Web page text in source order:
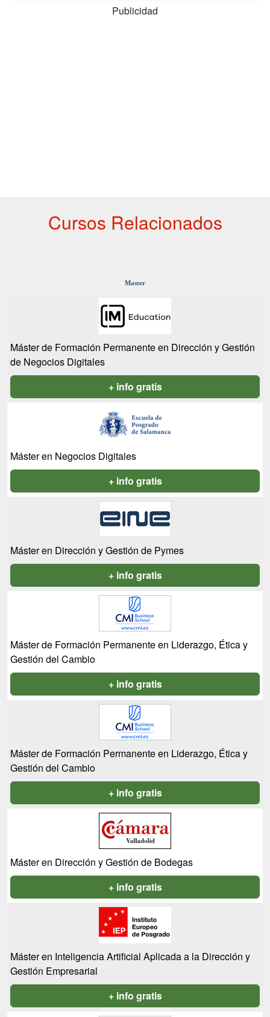
Publicidad
Cursos Relacionados
Master
Máster de Formación Permanente en Dirección y Gestión
de Negocios Digitales
+ info gratis
Máster en Negocios Digitales
+ info gratis
Máster en Dirección y Gestión de Pymes
+ info gratis
Máster de Formación Permanente en Liderazgo, Ética y
Gestión del Cambio
+ info gratis
Máster de Formación Permanente en Liderazgo, Ética y
Gestión del Cambio
+ info gratis
Máster en Dirección y Gestión de Bodegas
+ info gratis
Máster en Inteligencia Artificial Aplicada a la Dirección y
Gestión Empresarial
+ info gratis